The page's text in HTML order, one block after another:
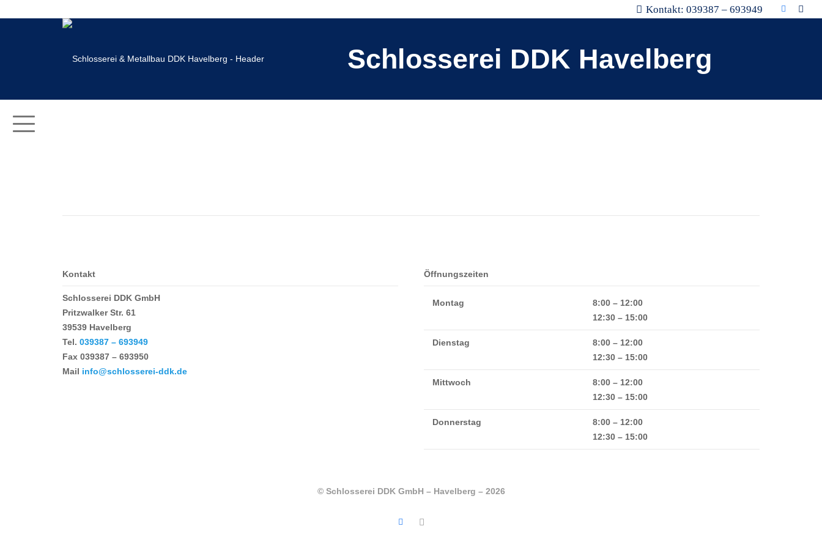
Kontakt: 039387 – 693949
Schlosserei DDK Havelberg
Schienenschleifmaschinen BA MV3
Kontakt
Schlosserei DDK GmbH
Pritzwalker Str. 61
39539 Havelberg
Tel. 039387 – 693949
Fax 039387 – 693950
Mail info@schlosserei-ddk.de
Öffnungszeiten
Montag
8:00 – 12:00
12:30 – 15:00
Dienstag
8:00 – 12:00
12:30 – 15:00
Mittwoch
8:00 – 12:00
12:30 – 15:00
Donnerstag
8:00 – 12:00
12:30 – 15:00
© Schlosserei DDK GmbH – Havelberg – 2026